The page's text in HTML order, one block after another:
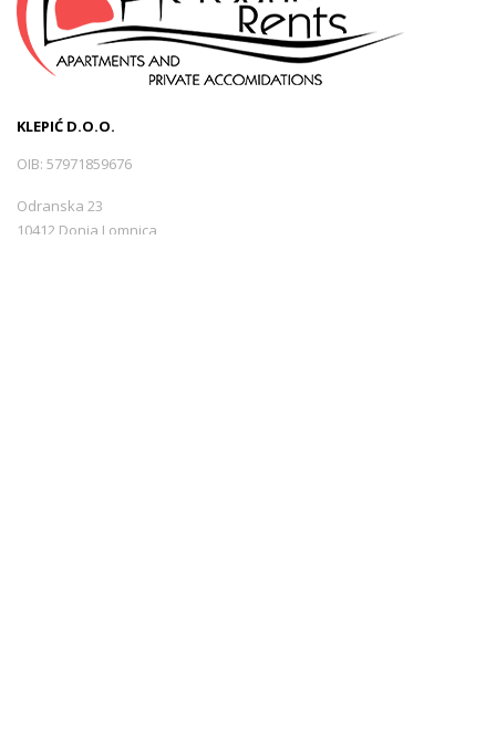
KLEPIĆ D.O.O.
OIB: 57971859676
Odranska 23
10412 Donja Lomnica